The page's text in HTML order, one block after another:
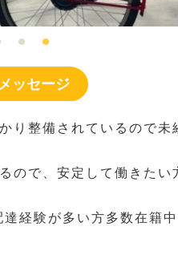
ッセージ
り整備されているので未
ので、安定して働きたい
経験が多い方多数在籍中